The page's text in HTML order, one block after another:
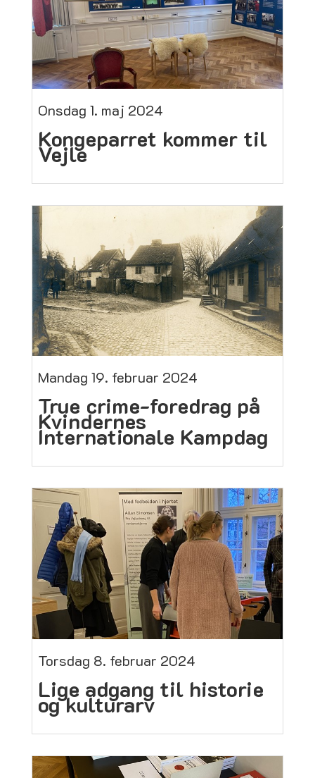
Onsdag 1. maj 2024
Kongeparret kommer til
Vejle
Mandag 19. februar 2024
True crime-foredrag på
Kvindernes
Internationale Kampdag
Torsdag 8. februar 2024
Lige adgang til historie
og kulturarv